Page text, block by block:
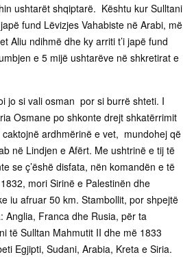
ushtarët shqiptarë. Kështu kur Sulltani
fund Lëvizjes Vahabiste në Arabi, më
Aliu ndihmë dhe ky arriti t’i japë fund
e 5 mijë ushtarëve në shkretirat e
jo si vali osman por si burrë shteti. I
Osmane po shkonte drejt shkatërrimit
ardhmërinë e vet, mundohej që
në Lindjen e Afërt. Me ushtrinë e tij të
se ç’ëshë disfata, nën komandën e të
mori Sirinë e Palestinën dhe
iu afruar 50 km. Stambollit, por shpejtë
Anglia, Franca dhe Rusia, për ta
të Sulltan Mahmutit II dhe më 1833
Egjipti, Sudani, Arabia, Kreta e Siria.